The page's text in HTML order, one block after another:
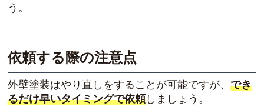
う。
依頼する際の注意点
外壁塗装はやり直しをすることが可能ですが、でき
るだけ早いタイミングで依頼しましょう。